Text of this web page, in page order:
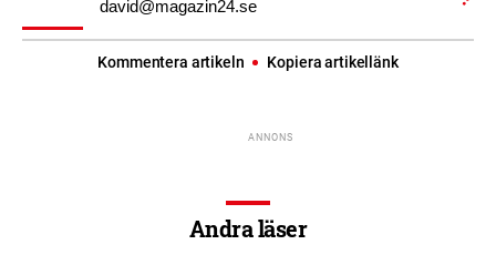
david@magazin24.se
Kommentera artikeln Kopiera artikellänk
Andra läser